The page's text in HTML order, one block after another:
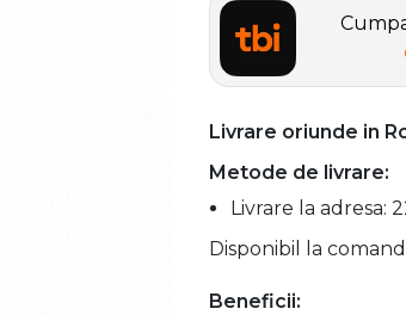
Livrare oriunde in
Metode de livrare:
Livrare la adresa:
Disponibil la
Beneficii: